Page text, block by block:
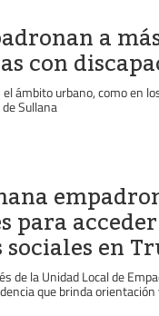
a
con
ámbito urbano, como en
Sullana
para
sociales en
de la Unidad Local de
que brinda